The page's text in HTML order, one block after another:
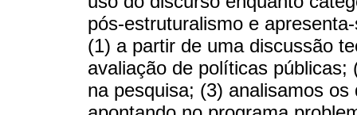
pós-estruturalismo e
(1) a partir de uma discussão
avaliação de políticas
na pesquisa; (3) analisamos